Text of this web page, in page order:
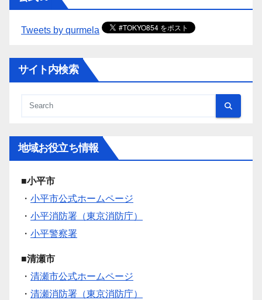
Tweets by qurmela
サイト内検索
地域お役立ち情報
■小平市
・ 小平市公式ホームページ
・ 小平消防署（東京消防庁）
・ 小平警察署
■清瀬市
・ 清瀬市公式ホームページ
・ 清瀬消防署（東京消防庁）